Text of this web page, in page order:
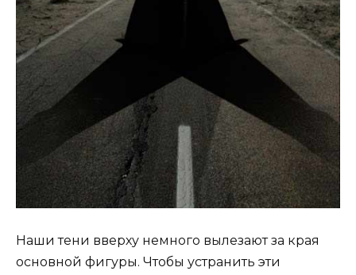
Наши тени вверху немного вылезают за края
основной фигуры. Чтобы устранить эти